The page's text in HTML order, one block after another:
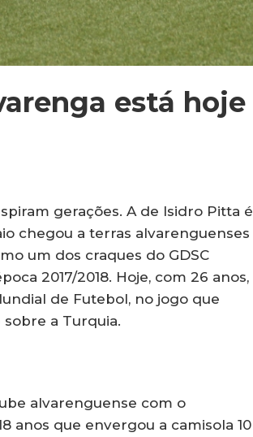
está hoje
gerações. A de Isidro Pitta é
chegou a terras alvarenguenses
um dos craques do GDSC
2017/2018. Hoje, com 26 anos,
de Futebol, no jogo que
a Turquia.
alvarenguense com o
anos que envergou a camisola